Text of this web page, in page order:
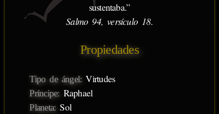
sustentaba.”
Salmo 94, versículo 18.
Propiedades
Tipo de ángel: Virtudes
Príncipe: Raphael
Planeta: Sol